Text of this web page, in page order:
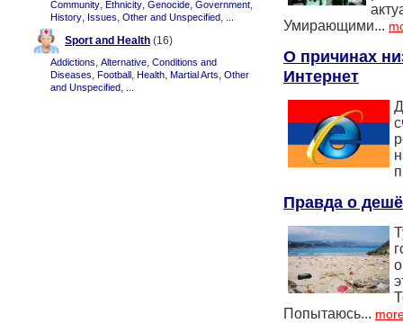
Community, Ethnicity, Genocide, Government,
History, Issues, Other and Unspecified,
Sport and Health (16)
Addictions, Alternative, Conditions and
Diseases, Football, Health, Martial Arts, Other
and Unspecified,
Умирающими...
О причинах
Интернет
Правда о
Попытаюсь...